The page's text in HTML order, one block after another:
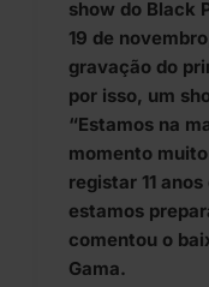
show do Black
19 de
gravação do
por isso, um
“Estamos na
momento
registar 11
estamos
comentou o
Gama.